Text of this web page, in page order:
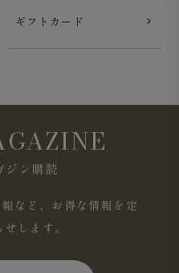
ギフトカード
ジン購読
など、お得な情報を定
します。